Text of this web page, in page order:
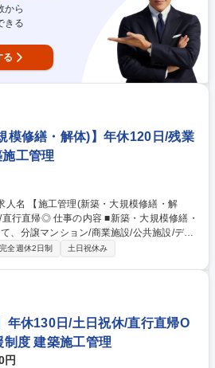
工事プロジェクトを担当していただく予定
からお任せします。 募集職種 【長
施工管理（長崎市）
から
きる
る
模修繕・解体)】年休120日/残業
工管理
築・大規模修繕・
、分譲マンション/商業施設/公共施設/デー
当いただきます(分野は得意領域に合わせ
および安全パトロール、是正対応■環境対
図の確認・作成、仕様や施工手順の策定■検
、引き渡し対応■経験に応じ、現場統括や
※建物の改変を伴う業務は含まれず、管理
完全週休2日制 土日祝休み
年休130日/土日祝休/直行直帰O
度 建築施工管理
円